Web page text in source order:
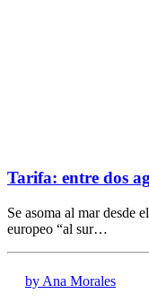
Tarifa: entre dos
Se asoma al mar desde
europeo “al sur…
by Ana Morales